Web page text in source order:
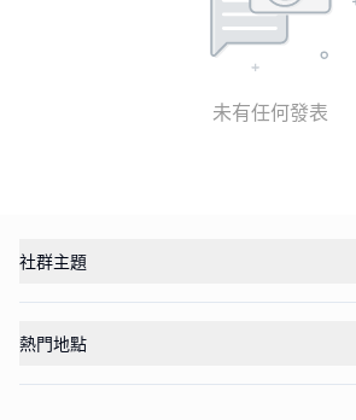
未有任何發表
社群主題
熱門地點